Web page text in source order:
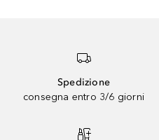
Spedizione
consegna entro 3/6 giorni